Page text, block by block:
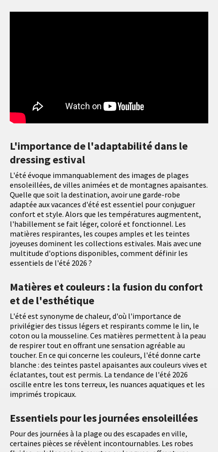
L'importance de l'adaptabilité dans le
dressing estival
L'été évoque immanquablement des images de plages
ensoleillées, de villes animées et de montagnes apaisantes.
Quelle que soit la destination, avoir une garde-robe
adaptée aux vacances d'été est essentiel pour conjuguer
confort et style. Alors que les températures augmentent,
l'habillement se fait léger, coloré et fonctionnel. Les
matières respirantes, les coupes amples et les teintes
joyeuses dominent les collections estivales. Mais avec une
multitude d'options disponibles, comment définir les
essentiels de l'été 2026 ?
Matières et couleurs : la fusion du confort
et de l'esthétique
L'été est synonyme de chaleur, d'où l'importance de
privilégier des tissus légers et respirants comme le lin, le
coton ou la mousseline. Ces matières permettent à la peau
de respirer tout en offrant une sensation agréable au
toucher. En ce qui concerne les couleurs, l'été donne carte
blanche : des teintes pastel apaisantes aux couleurs vives et
éclatantes, tout est permis. La tendance de l'été 2026
oscille entre les tons terreux, les nuances aquatiques et les
imprimés tropicaux.
Essentiels pour les journées ensoleillées
Pour des journées à la plage ou des escapades en ville,
certaines pièces se révèlent incontournables. Les robes